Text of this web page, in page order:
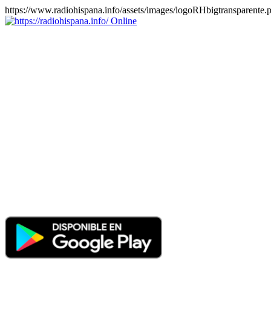
https://www.radiohispana.info/assets/images/
Online